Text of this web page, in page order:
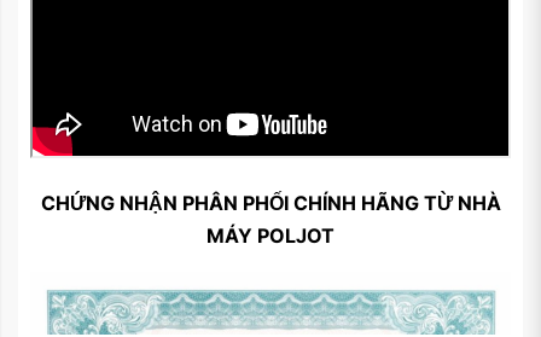
CHỨNG NHẬN PHÂN PHỐI CHÍNH HÃNG TỪ NHÀ
MÁY POLJOT